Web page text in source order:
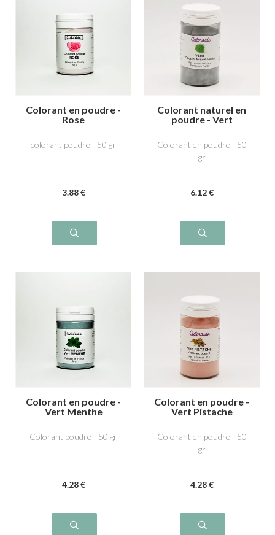
Colorant en poudre -
Rose
colorant poudre - 50 gr
3.88 €
Colorant naturel en
poudre - Vert
Colorant en poudre - 50
gr
6.12 €
Colorant en poudre -
Vert Menthe
Colorant poudre - 50 gr
4.28 €
Colorant en poudre -
Vert Pistache
Colorant en poudre - 50
gr
4.28 €